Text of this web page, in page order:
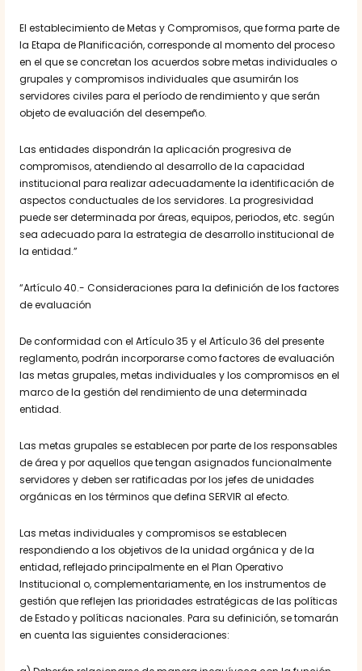
El establecimiento de Metas y Compromisos, que forma parte de
la Etapa de Planificación, corresponde al momento del proceso
en el que se concretan los acuerdos sobre metas individuales o
grupales y compromisos individuales que asumirán los
servidores civiles para el período de rendimiento y que serán
objeto de evaluación del desempeño.
Las entidades dispondrán la aplicación progresiva de
compromisos, atendiendo al desarrollo de la capacidad
institucional para realizar adecuadamente la identificación de
aspectos conductuales de los servidores. La progresividad
puede ser determinada por áreas, equipos, periodos, etc. según
sea adecuado para la estrategia de desarrollo institucional de
la entidad.”
“Artículo 40.- Consideraciones para la definición de los factores
de evaluación
De conformidad con el Artículo 35 y el Artículo 36 del presente
reglamento, podrán incorporarse como factores de evaluación
las metas grupales, metas individuales y los compromisos en el
marco de la gestión del rendimiento de una determinada
entidad.
Las metas grupales se establecen por parte de los responsables
de área y por aquellos que tengan asignados funcionalmente
servidores y deben ser ratificadas por los jefes de unidades
orgánicas en los términos que defina SERVIR al efecto.
Las metas individuales y compromisos se establecen
respondiendo a los objetivos de la unidad orgánica y de la
entidad, reflejado principalmente en el Plan Operativo
Institucional o, complementariamente, en los instrumentos de
gestión que reflejen las prioridades estratégicas de las políticas
de Estado y políticas nacionales. Para su definición, se tomarán
en cuenta las siguientes consideraciones: